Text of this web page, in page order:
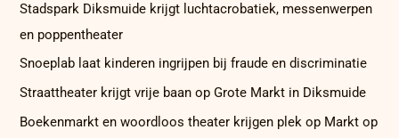
Stadspark Diksmuide krijgt luchtacrobatiek, messenwerpen
en poppentheater
Snoeplab laat kinderen ingrijpen bij fraude en discriminatie
Straattheater krijgt vrije baan op Grote Markt in Diksmuide
Boekenmarkt en woordloos theater krijgen plek op Markt op